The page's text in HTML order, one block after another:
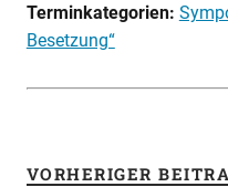
Terminkategorien:
Besetzung“
VORHERIGER